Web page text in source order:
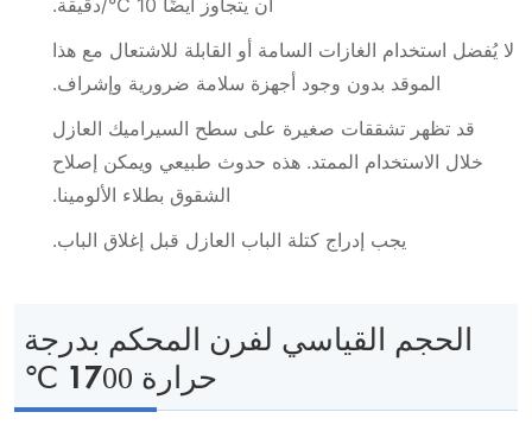
أن يتجاوز أيضًا 10 ℃/دقيقة.
لا يُفضل استخدام الغازات السامة أو القابلة للاشتعال مع هذا
الموقد بدون وجود أجهزة سلامة ضرورية وإشراف.
قد تظهر تشققات صغيرة على سطح السيراميك العازل
خلال الاستخدام الممتد. هذه حدوث طبيعي ويمكن إصلاح
الشقوق بطلاء الألومينا.
يجب إدراج كتلة الباب العازل قبل إغلاق الباب.
الحجم القياسي لفرن المحكم بدرجة
حرارة 1700 ℃